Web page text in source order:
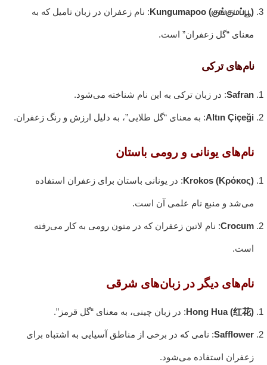
Kungumapoo (குங்குமப்பூ): نام زعفران در زبان تامیل که به
معنای “گل زعفران” است.
نام‌های ترکی
Safran: در زبان ترکی به این نام شناخته می‌شود.
Altın Çiçeği: به معنای “گل طلایی”، به دلیل ارزش و رنگ زعفران.
نام‌های یونانی و رومی باستان
Krokos (Κρόκος): در یونانی باستان برای زعفران استفاده
می‌شد و منبع نام علمی آن است.
Crocum: نام لاتین زعفران که در متون رومی به کار می‌رفته
است.
نام‌های دیگر در زبان‌های شرقی
Hong Hua (红花): در زبان چینی، به معنای “گل قرمز”.
Safflower: نامی که در برخی از مناطق آسیایی به اشتباه برای
زعفران استفاده می‌شود.